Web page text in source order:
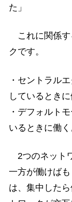
た」
これに関係す
クです。
・セントラル
しているとき
・デフォルト
いるときに働
2つのネット
一方が働けば
は、集中した